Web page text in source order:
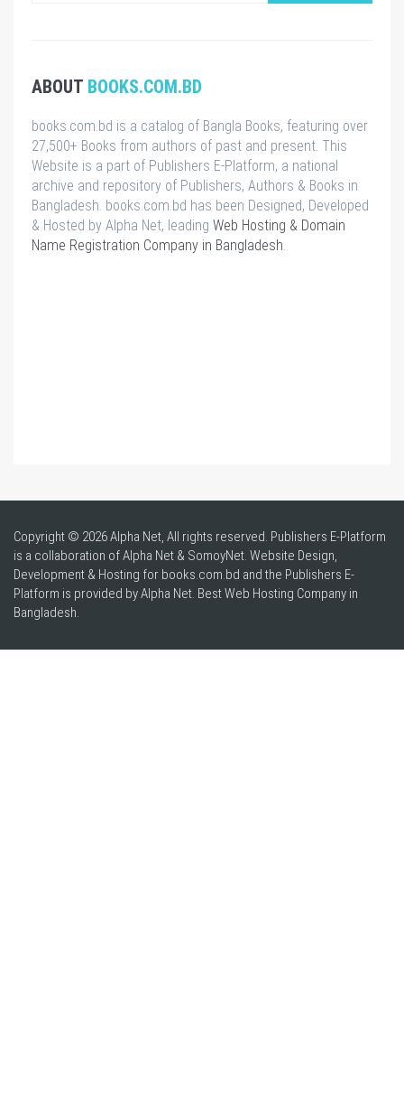
ABOUT BOOKS.COM.BD
books.com.bd is a catalog of Bangla Books, featuring over
27,500+ Books from authors of past and present. This
Website is a part of Publishers E-Platform, a national
archive and repository of Publishers, Authors & Books in
Bangladesh. books.com.bd has been Designed, Developed
& Hosted by Alpha Net, leading Web Hosting & Domain
Name Registration Company in Bangladesh.
Copyright © 2026 Alpha Net, All rights reserved. Publishers E-Platform
is a collaboration of Alpha Net & SomoyNet. Website Design,
Development & Hosting for books.com.bd and the Publishers E-
Platform is provided by Alpha Net. BestWeb Hosting Company in
Bangladesh.